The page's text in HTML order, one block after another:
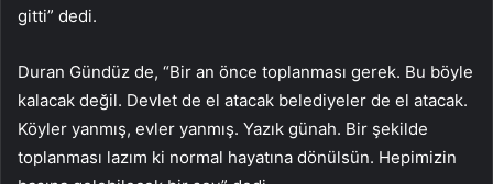
gitti” dedi.
Duran Gündüz de, “Bir an önce toplanması gerek. Bu böyle
kalacak değil. Devlet de el atacak belediyeler de el atacak.
Köyler yanmış, evler yanmış. Yazık günah. Bir şekilde
toplanması lazım ki normal hayatına dönülsün. Hepimizin